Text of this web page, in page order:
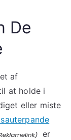
De
af
at holde i
eller miste
er